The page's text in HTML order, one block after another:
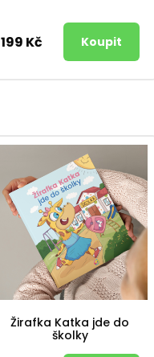
199 Kč
Žirafka Katka jde do
školky